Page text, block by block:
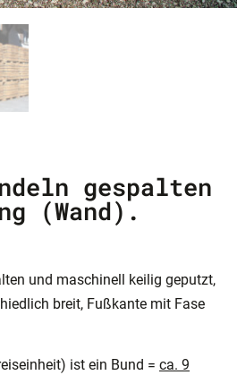
gespalten
(Wand).
und maschinell keilig geputzt,
breit, Fußkante mit Fase
ist ein Bund = ca. 9